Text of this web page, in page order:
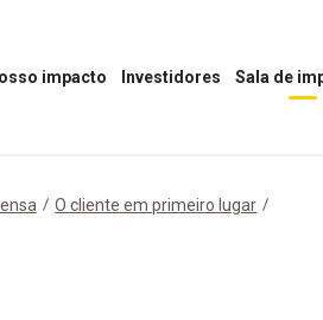
impacto Investidores Sala de
Imprensa”
O cliente em primeiro lugar